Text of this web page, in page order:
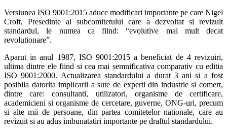
Versiunea ISO 9001:2015 aduce modificari importante pe care Nigel
Croft, Presedinte al subcomitetului care a dezvoltat si revizuit
standardul, le numea ca fiind: “evolutive mai mult decat
revolutionare”.
Aparut in anul 1987, ISO 9001:2015 a beneficiat de 4 revizuiri,
ultima dintre ele fiind si cea mai semnificativa comparativ cu editia
ISO 9001:2000. Actualizarea standardului a durat 3 ani si a fost
posibila datorita implicarii a sute de experti din industrie si comert,
dintre care: consultanti, utilizatori, organisme de certificare,
academicieni si organisme de cercetare, guverne, ONG-uri, precum
si alte mii de persoane, din partea comitetelor nationale, care au
revizuit si au adus imbunatatiri importante pe draftul standardului.